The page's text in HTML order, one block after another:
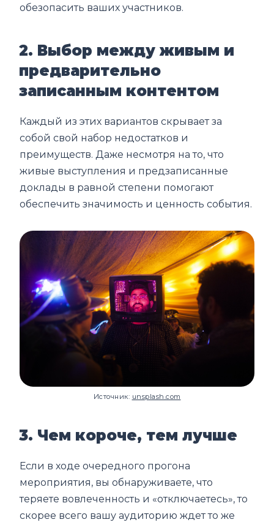
обезопасить ваших участников.
2. Выбор между живым и
предварительно
записанным контентом
Каждый из этих вариантов скрывает за
собой свой набор недостатков и
преимуществ. Даже несмотря на то, что
живые выступления и предзаписанные
доклады в равной степени помогают
обеспечить значимость и ценность события.
Источник: unsplash.com
3. Чем короче, тем лучше
Если в ходе очередного прогона
мероприятия, вы обнаруживаете, что
теряете вовлеченность и «отключаетесь», то
скорее всего вашу аудиторию ждет то же